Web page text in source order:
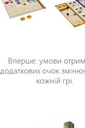
Вперше: умови
додаткових очок
кожній грі.